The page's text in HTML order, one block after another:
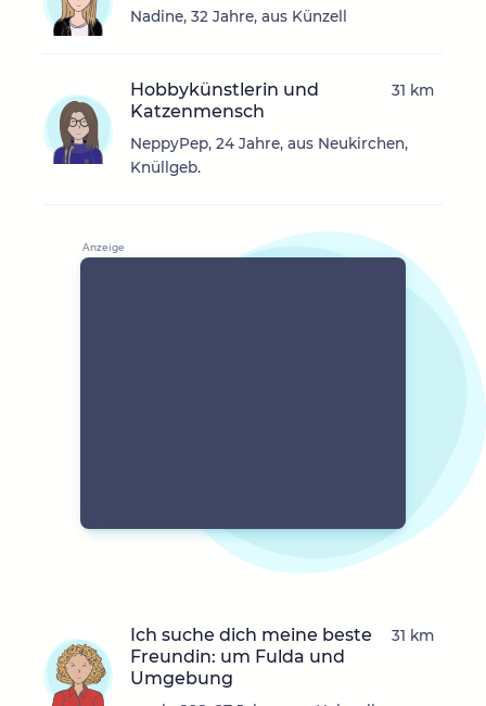
Nadine, 32 Jahre, aus Künzell
Hobbykünstlerin und
Katzenmensch
NeppyPep, 24 Jahre, aus Neukirchen,
Knüllgeb.
31 km
Ich suche dich meine beste
Freundin: um Fulda und
Umgebung
31 km